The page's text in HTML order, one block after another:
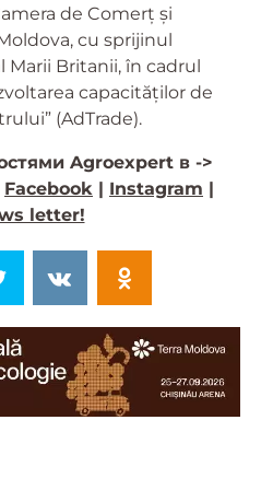
de Comerț și
cu sprijinul
Marii Britanii, în cadrul
capacităților de
(AdTrade).
Agroexpert в ->
Facebook | Instagram |
letter!